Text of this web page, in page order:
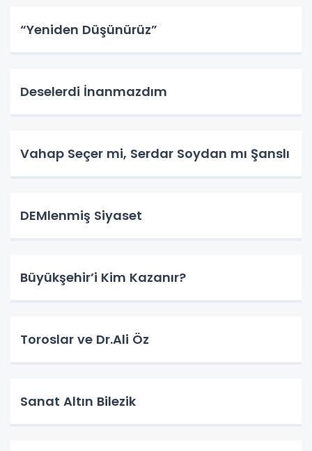
“Yeniden Düşünürüz”
Deselerdi İnanmazdım
Vahap Seçer mi, Serdar Soydan mı Şanslı
DEMlenmiş Siyaset
Büyükşehir’i Kim Kazanır?
Toroslar ve Dr.Ali Öz
Sanat Altın Bilezik